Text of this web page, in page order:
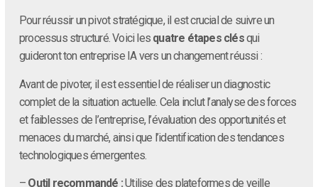
Pour réussir un pivot stratégique, il est crucial de suivre un
processus structuré. Voici les quatre étapes clésqui
guideront ton entreprise IA vers un changement réussi :
Avant de pivoter, il est essentiel de réaliser un diagnostic
complet de la situation actuelle. Cela inclut l’analyse des forces
et faiblesses de l’entreprise, l’évaluation des opportunités et
menaces du marché, ainsi que l’identification des tendances
technologiques émergentes.
– Outil recommandé :Utilise des plateformes de veille